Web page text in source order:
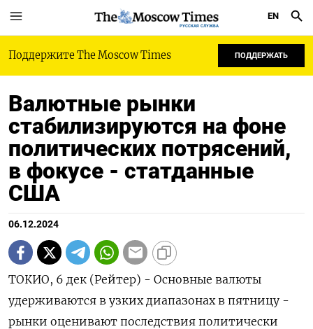
РУССКАЯ СЛУЖБА
EN
Поддержите The Moscow Times ПОДДЕРЖАТЬ
Валютные рынки
стабилизируются на фоне
политических потрясений,
в фокусе - статданные
США
06.12.2024
ТОКИО, 6 дек (Рейтер) - Основные валюты
удерживаются в узких диапазонах в пятницу -
рынки оценивают последствия политически